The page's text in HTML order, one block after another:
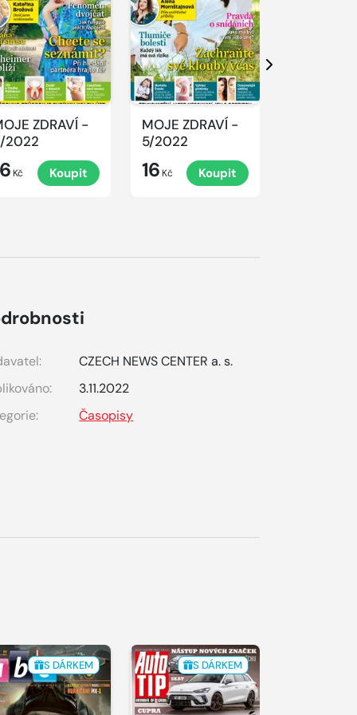
ZDRAVÍ -
2022
Kč Koupit
MOJE ZDRAVÍ -
5/2022
16 Kč Koupit
Další
CZECH NEWS CENTER a. s.
3.11.2022
Časopisy
S DÁRKEM S DÁRKEM